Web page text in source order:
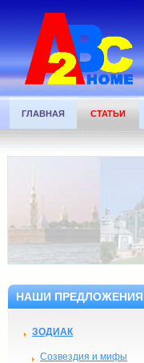
ГЛАВНАЯ СТАТЬИ
НАШИ ПРЕДЛОЖЕНИЯ
ЗОДИАК
Созвездия и мифы